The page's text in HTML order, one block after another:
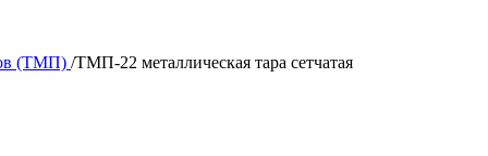
(ТМП) /ТМП-22 металлическая тара сетчатая